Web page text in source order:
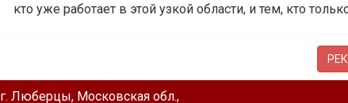
кто уже работает в этой узкой области, и тем, кто
Люберцы, Московская обл.,